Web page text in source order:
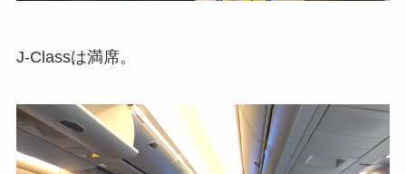
J-Classは満席。